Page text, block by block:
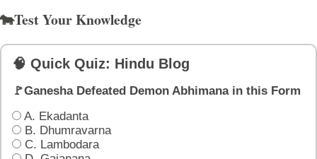
🐄Test Your Knowledge
🧠 Quick Quiz: Hindu Blog
🚩Ganesha Defeated Demon Abhimana in this Form
A. Ekadanta
B. Dhumravarna
C. Lambodara